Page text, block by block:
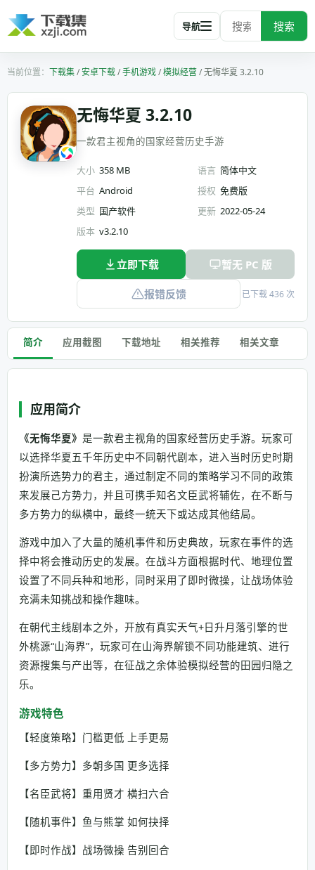
搜索
导航
下载集/安卓下载/手机游戏/模拟经营/无悔华夏 3.2.10
无悔华夏 3.2.10
一款君主视角的国家经营历史手游
大小 358 MB 语言 简体中文
平台 Android 授权 免费版
类型 国产软件 更新 2022-05-24
版本 v3.2.10
立即下载 暂无 PC 版
报错反馈 已下载 436 次
简介 应用截图 下载地址 相关推荐 相关文章
应用简介
《无悔华夏》 是一款君主视角的国家经营历史手游。玩家可
以选择华夏五千年历史中不同朝代剧本，进入当时历史时期
扮演所选势力的君主，通过制定不同的策略学习不同的政策
来发展己方势力，并且可携手知名文臣武将辅佐，在不断与
多方势力的纵横中，最终一统天下或达成其他结局。
游戏中加入了大量的随机事件和历史典故，玩家在事件的选
择中将会推动历史的发展。在战斗方面根据时代、地理位置
设置了不同兵种和地形，同时采用了即时微操，让战场体验
充满未知挑战和操作趣味。
在朝代主线剧本之外，开放有真实天气+日升月落引擎的世
外桃源“山海界”，玩家可在山海界解锁不同功能建筑、进行
资源搜集与产出等，在征战之余体验模拟经营的田园归隐之
乐。
游戏特色
【轻度策略】门槛更低 上手更易
【多方势力】多朝多国 更多选择
【名臣武将】重用贤才 横扫六合
【随机事件】鱼与熊掌 如何抉择
【即时作战】战场微操 告别回合